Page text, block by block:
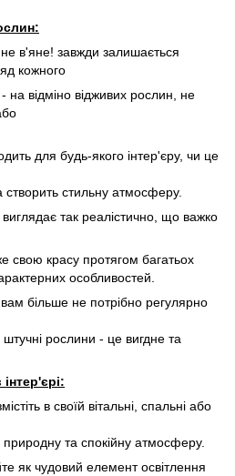
не в'яне! завжди залишається
кожного
- на відміно відживих рослин, не
для будь-якого інтер'єру, чи це
стильну атмосферу.
так реалістично, що важко
свою красу протягом багатьох
особливостей.
більше не потрібно регулярно
рослини - це вигдне та
в своїй вітальні, спальні або
та спокійну атмосферу.
як чудовий елемент освітлення